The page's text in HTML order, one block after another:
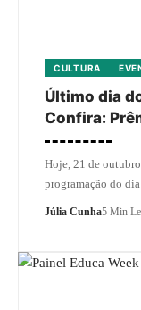
CULTURA
Último dia
Confira:
Hoje, 21 de
programação do
Júlia Cunha5 Min